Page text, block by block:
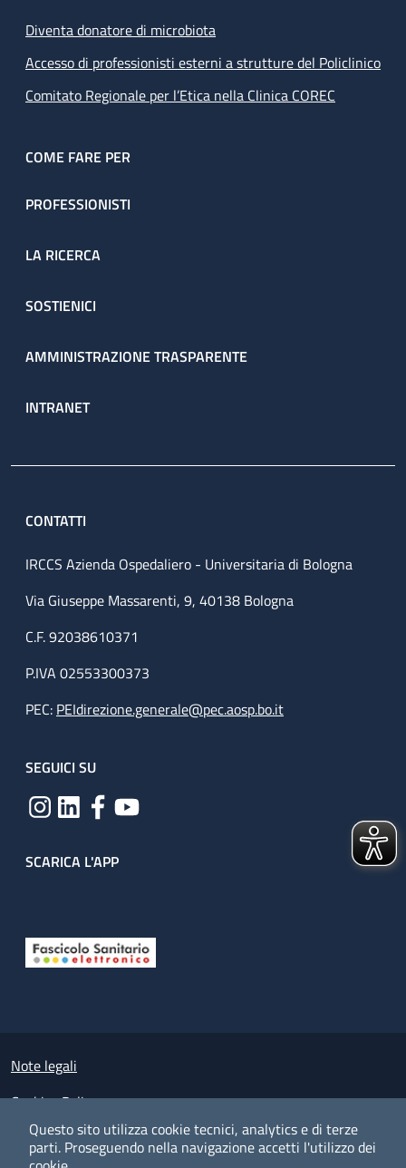
Questo sito utilizza cookie tecnici, analytics e di terze
parti. Proseguendo nella navigazione accetti l'utilizzo dei
Diventa donatore di microbiota
Accesso di professionisti esterni a strutture del Policlinico
Comitato Regionale per l’Etica nella Clinica COREC
COME FARE PER
PROFESSIONISTI
LA RICERCA
SOSTIENICI
AMMINISTRAZIONE TRASPARENTE
INTRANET
CONTATTI
IRCCS Azienda Ospedaliero - Universitaria di Bologna
Via Giuseppe Massarenti, 9, 40138 Bologna
C.F. 92038610371
P.IVA 02553300373
PEC: PEIdirezione.generale@pec.aosp.bo.it
SEGUICI SU
SCARICA L'APP
Small prints
Note legali
Cookies Policy
Policy privacy e protezione del dato personale